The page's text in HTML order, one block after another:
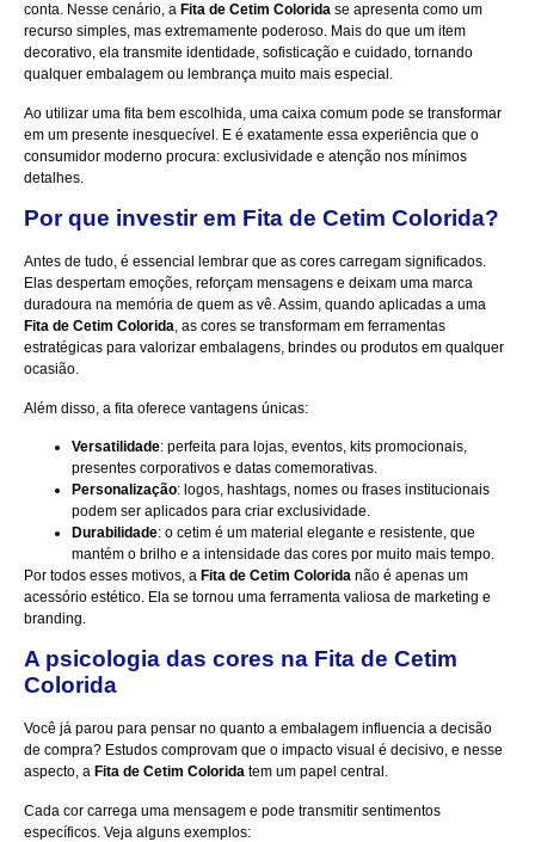
conta. Nesse cenário, a Fita de Cetim Colorida se apresenta como um
recurso simples, mas extremamente poderoso. Mais do que um item
decorativo, ela transmite identidade, sofisticação e cuidado, tornando
qualquer embalagem ou lembrança muito mais especial.
Ao utilizar uma fita bem escolhida, uma caixa comum pode se transformar
em um presente inesquecível. E é exatamente essa experiência que o
consumidor moderno procura: exclusividade e atenção nos mínimos
detalhes.
Por que investir em Fita de Cetim Colorida?
Antes de tudo, é essencial lembrar que as cores carregam significados.
Elas despertam emoções, reforçam mensagens e deixam uma marca
duradoura na memória de quem as vê. Assim, quando aplicadas a uma
Fita de Cetim Colorida, as cores se transformam em ferramentas
estratégicas para valorizar embalagens, brindes ou produtos em qualquer
ocasião.
Além disso, a fita oferece vantagens únicas:
Versatilidade: perfeita para lojas, eventos, kits promocionais,
presentes corporativos e datas comemorativas.
Personalização: logos, hashtags, nomes ou frases institucionais
podem ser aplicados para criar exclusividade.
Durabilidade: o cetim é um material elegante e resistente, que
mantém o brilho e a intensidade das cores por muito mais tempo.
Por todos esses motivos, a Fita de Cetim Colorida não é apenas um
acessório estético. Ela se tornou uma ferramenta valiosa de marketing e
branding.
A psicologia das cores na Fita de Cetim
Colorida
Você já parou para pensar no quanto a embalagem influencia a decisão
de compra? Estudos comprovam que o impacto visual é decisivo, e nesse
aspecto, a Fita de Cetim Colorida tem um papel central.
Cada cor carrega uma mensagem e pode transmitir sentimentos
específicos. Veja alguns exemplos: